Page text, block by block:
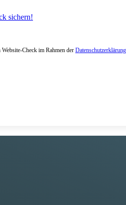
sichern!
Check im Rahmen der Datenschutzerklärung